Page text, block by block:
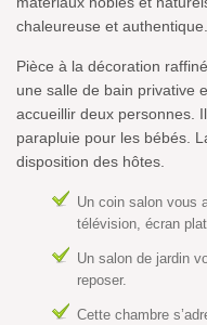
chaleureuse et authentique.
Pièce à la décoration
une salle de bain privative
accueillir deux personnes.
parapluie pour les bébés.
disposition des hôtes.
Un coin salon vous
télévision, écran
Un salon de jardin
reposer.
Cette chambre